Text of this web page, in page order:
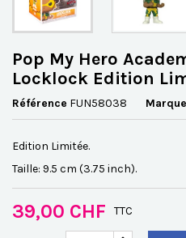
Pop My Hero
Locklock Edition
Référence FUN58038 Marque
Edition Limitée.
Taille: 9.5 cm (3.75 inch).
39,00 CHF TTC